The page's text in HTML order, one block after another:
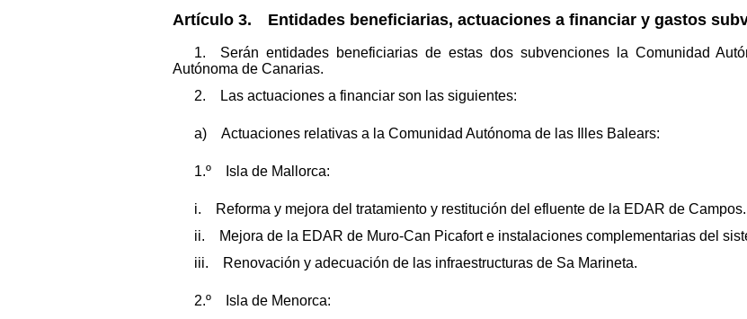
Artículo 3. Entidades beneficiarias, actuaciones a financiar y gastos
1. Serán entidades beneficiarias de estas dos subvenciones la Comunidad
Autónoma de Canarias.
2. Las actuaciones a financiar son las siguientes:
a) Actuaciones relativas a la Comunidad Autónoma de las Illes Balears:
1.º Isla de Mallorca:
i. Reforma y mejora del tratamiento y restitución del efluente de la EDAR de Campos.
ii. Mejora de la EDAR de Muro-Can Picafort e instalaciones complementarias del
iii. Renovación y adecuación de las infraestructuras de Sa Marineta.
2.º Isla de Menorca: